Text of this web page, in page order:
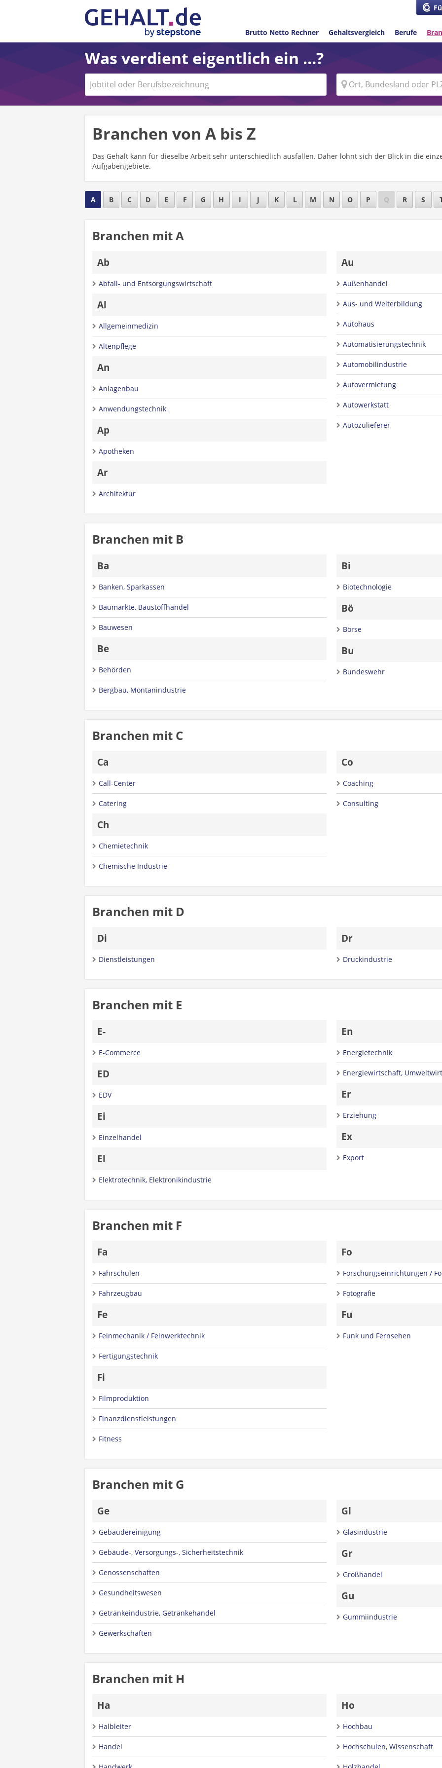
Brutto Netto Rechner Gehaltsvergleich Berufe
Was verdient eigentlich ein …?
Branchen von A bis Z
Das Gehalt kann für dieselbe Arbeit sehr unterschiedlich ausfallen. Daher lohnt sich der Blick in die
Aufgabengebiete.
A B C D E F G H I J K L M N O P Q R S
Branchen mit A
Ab
Abfall- und Entsorgungswirtschaft
Al
Allgemeinmedizin
Altenpflege
An
Anlagenbau
Anwendungstechnik
Ap
Apotheken
Ar
Architektur
Au
Außenhandel
Aus- und Weiterbildung
Autohaus
Automatisierungstechnik
Automobilindustrie
Autovermietung
Autowerkstatt
Autozulieferer
Branchen mit B
Ba
Banken, Sparkassen
Baumärkte, Baustoffhandel
Bauwesen
Be
Behörden
Bergbau, Montanindustrie
Bi
Biotechnologie
Bö
Börse
Bu
Bundeswehr
Branchen mit C
Ca
Call-Center
Catering
Ch
Chemietechnik
Chemische Industrie
Co
Coaching
Consulting
Branchen mit D
Di
Dienstleistungen
Dr
Druckindustrie
Branchen mit E
E-
E-Commerce
ED
EDV
Ei
Einzelhandel
El
Elektrotechnik, Elektronikindustrie
En
Energietechnik
Energiewirtschaft,
Er
Erziehung
Ex
Export
Branchen mit F
Fa
Fahrschulen
Fahrzeugbau
Fe
Feinmechanik / Feinwerktechnik
Fertigungstechnik
Fi
Filmproduktion
Finanzdienstleistungen
Fitness
Fo
Forschungseinrichtungen /
Fotografie
Fu
Funk und Fernsehen
Branchen mit G
Ge
Gebäudereinigung
Gebäude-, Versorgungs-, Sicherheitstechnik
Genossenschaften
Gesundheitswesen
Getränkeindustrie, Getränkehandel
Gewerkschaften
Gl
Glasindustrie
Gr
Großhandel
Gu
Gummiindustrie
Branchen mit H
Ha
Halbleiter
Handel
Ho
Hochbau
Hochschulen, Wissenschaft